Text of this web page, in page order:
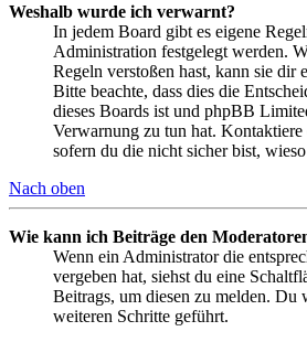
Weshalb wurde ich verwarnt?
In jedem Board gibt es eigene
Administration festgelegt werden.
Regeln verstoßen hast, kann sie dir
Bitte beachte, dass dies die
dieses Boards ist und phpBB
Verwarnung zu tun hat.
sofern du die nicht sicher bist,
Nach oben
Wie kann ich Beiträge den
Wenn ein Administrator die
vergeben hat, siehst du eine
Beitrags, um diesen zu melden. Du
weiteren Schritte geführt.